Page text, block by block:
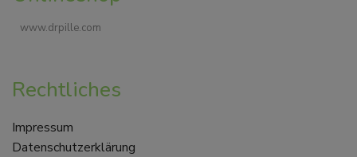
www.drpille.com
Rechtliches
Impressum
Datenschutzerklärung